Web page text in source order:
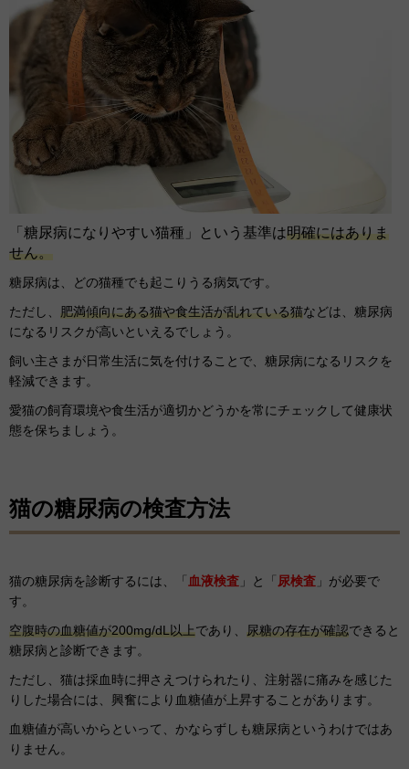
「糖尿病になりやすい猫種」という基準は明確にはありま
せん。
糖尿病は、どの猫種でも起こりうる病気です。
ただし、 肥満傾向にある猫や食生活が乱れている猫などは、糖尿病
になるリスクが高いといえるでしょう。
飼い主さまが日常生活に気を付けることで、糖尿病になるリスクを
軽減できます。
愛猫の飼育環境や食生活が適切かどうかを常にチェックして健康状
態を保ちましょう。
猫の糖尿病の検査方法
猫の糖尿病を診断するには、「 血液検査 」と「 尿検査 」が必要で
す。
空腹時の血糖値が200mg/dL以上であり、 尿糖の存在が確認できると
糖尿病と診断できます。
ただし、猫は採血時に押さえつけられたり、注射器に痛みを感じた
りした場合には、興奮により血糖値が上昇することがあります。
血糖値が高いからといって、かならずしも糖尿病というわけではあ
りません。